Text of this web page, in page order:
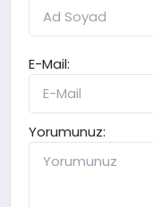
E-Mail:
Yorumunuz: